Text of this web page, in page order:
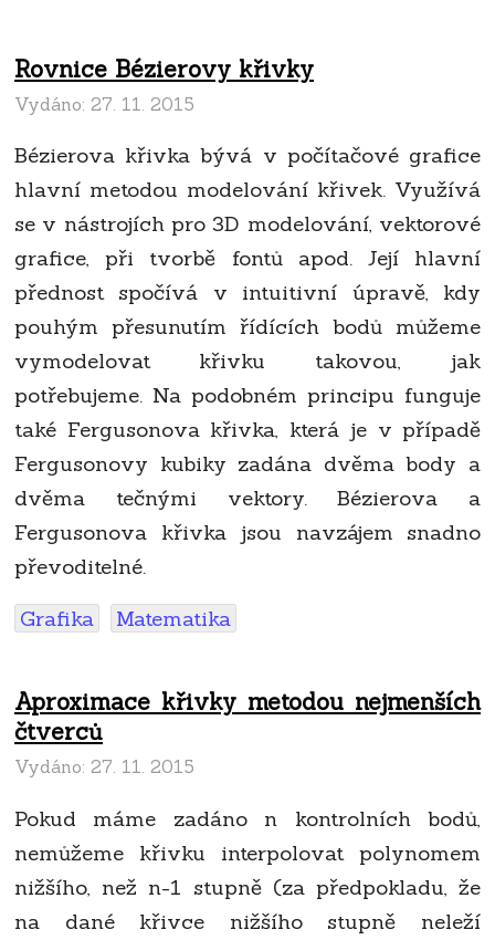
Rovnice Bézierovy křivky
Vydáno: 27. 11. 2015
Bézierova křivka bývá v počítačové grafice
hlavní metodou modelování křivek. Využívá
se v nástrojích pro 3D modelování, vektorové
grafice, při tvorbě fontů apod. Její hlavní
přednost spočívá v intuitivní úpravě, kdy
pouhým přesunutím řídících bodů můžeme
vymodelovat křivku takovou, jak
potřebujeme. Na podobném principu funguje
také Fergusonova křivka, která je v případě
Fergusonovy kubiky zadána dvěma body a
dvěma tečnými vektory. Bézierova a
Fergusonova křivka jsou navzájem snadno
převoditelné.
Grafika
Matematika
Aproximace křivky metodou nejmenších
čtverců
Vydáno: 27. 11. 2015
Pokud máme zadáno n kontrolních bodů,
nemůžeme křivku interpolovat polynomem
nižšího, než n-1 stupně (za předpokladu, že
na dané křivce nižšího stupně neleží